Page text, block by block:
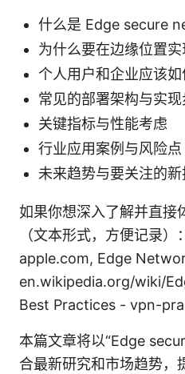
什么是 Edge secure
为什么要在边缘位置实
个人用户和企业应该如
常见的部署架构与实现
关键指标与性能考虑
行业应用案例与风险点
未来趋势与要关注的新
如果你想深入了解并直接
（文本形式，方便记录
apple.com, Edge
en.wikipedia.org/wiki/
Best Practices - vpn-
本篇文章将以“Edge
合最新研究和市场趋势，